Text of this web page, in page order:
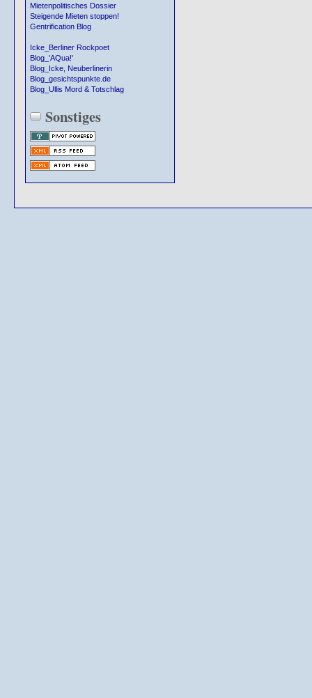
Mietenpolitisches Dossier
Steigende Mieten stoppen!
Gentrification Blog
Icke_Berliner Rockpoet
Blog_'AQua!'
Blog_Icke, Neuberlinerin
Blog_gesichtspunkte.de
Blog_Ullis Mord & Totschlag
Sonstiges